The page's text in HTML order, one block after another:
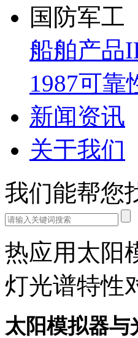
国防军工
船舶产品
1987可靠
新闻资讯
关于我们
我们能帮您
热应用太阳
灯光谱特性
太阳模拟器与